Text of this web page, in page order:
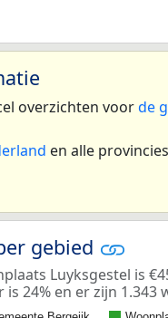
overzichten voorde
en alle
gebied
Luyksgestel is
24% en er zijn 1.343